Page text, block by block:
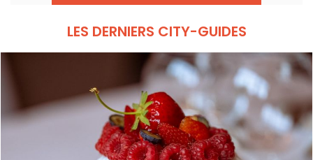
LES DERNIERS CITY-GUIDES